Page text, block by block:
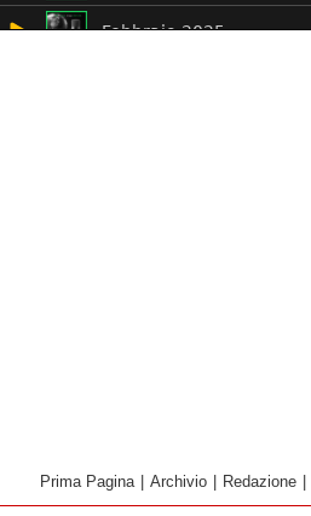
Prima Pagina Archivio Redazione